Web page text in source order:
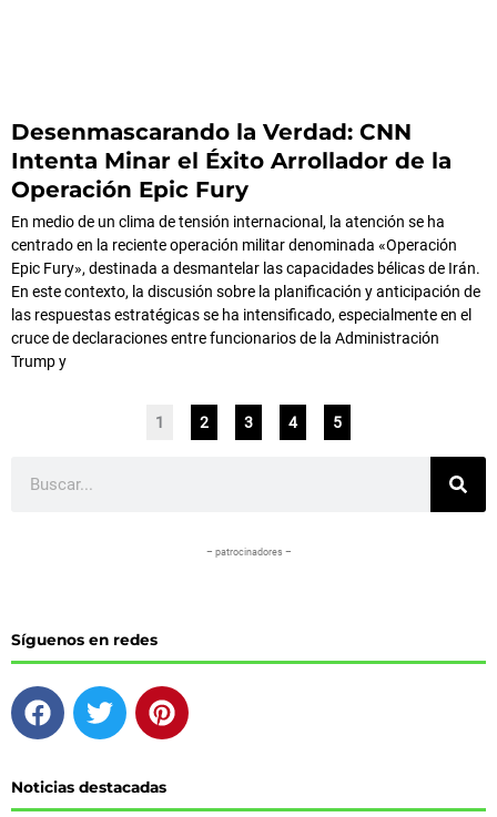
Desenmascarando la Verdad: CNN
Intenta Minar el Éxito Arrollador de la
Operación Epic Fury
En medio de un clima de tensión internacional, la atención se ha
centrado en la reciente operación militar denominada «Operación
Epic Fury», destinada a desmantelar las capacidades bélicas de Irán.
En este contexto, la discusión sobre la planificación y anticipación de
las respuestas estratégicas se ha intensificado, especialmente en el
cruce de declaraciones entre funcionarios de la Administración
Trump y
1 2 3 4 5
– patrocinadores –
Síguenos en redes
F
a
e
b
T
w
t
t
P
i
t
e
Noticias destacadas